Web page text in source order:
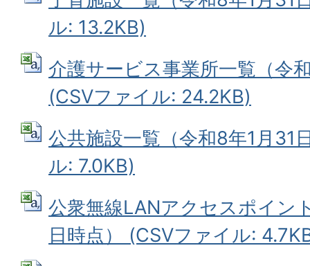
ル: 13.2KB)
介護サービス事業所一覧（令
(CSVファイル: 24.2KB)
公共施設一覧（令和8年1月31
ル: 7.0KB)
公衆無線LANアクセスポイン
日時点） (CSVファイル: